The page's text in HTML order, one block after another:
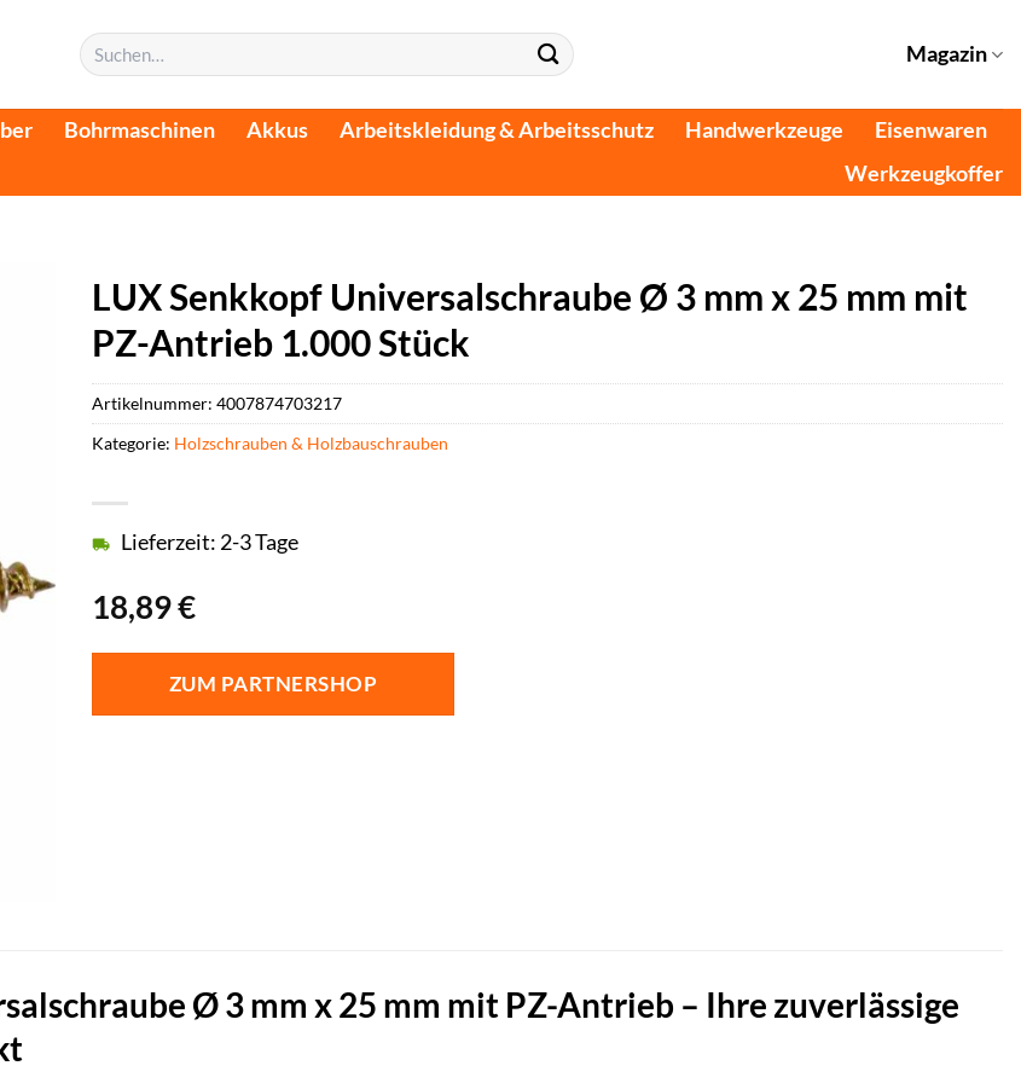
Suchen
nach:
Magazin
Bohrmaschinen Akkus Arbeitskleidung & Arbeitsschutz Handwerkzeuge
Eisenwaren
Werkzeugkoffer
LUX Senkkopf Universalschraube Ø 3 mm x 25 mm mit
PZ-Antrieb 1.000 Stück
18,89€
Lieferzeit: 2-3 Tage
ZUM PARTNERSHOP
Artikelnummer: 4007874703217
Kategorie: Holzschrauben & Holzbauschrauben
Ø 3 mm x 25 mm mit PZ-Antrieb – Ihre zuverlässige